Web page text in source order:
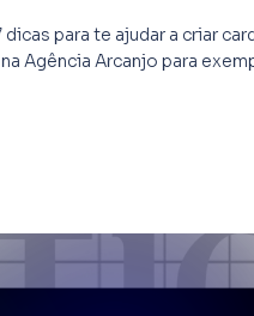
para te ajudar a criar
Agência Arcanjo para